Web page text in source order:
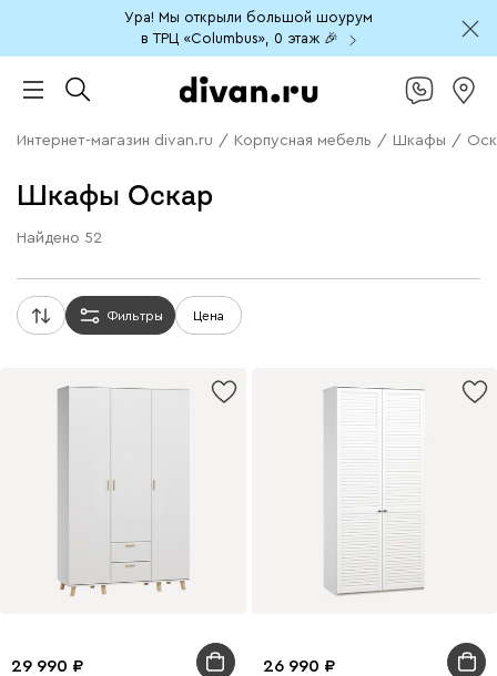
Ура! Мы открыли большой шоурум
в ТРЦ «Columbus», 0 этаж 🎉
Интернет-магазин divan.ru / Корпусная мебель / Шкафы /
Шкафы Оскар
Найдено 52
Фильтры Цена
29 990 26 990